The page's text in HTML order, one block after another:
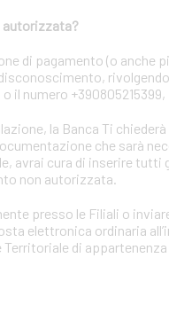
autorizzata?
di pagamento (o
il numero
la Banca Ti
che sarà
avrai cura di inserire
non autorizzata.
presso le Filiali o
elettronica ordinaria
di